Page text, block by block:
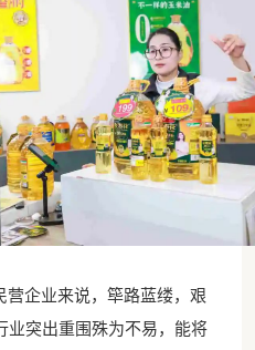
营企业来说，筚路蓝缕，艰
业突出重围殊为不易，能将